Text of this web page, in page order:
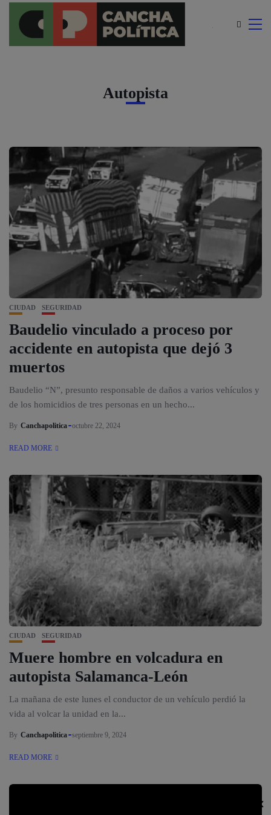
Autopista
CIUDAD SEGURIDAD
Baudelio vinculado a proceso por
accidente en autopista que dejó 3
muertos
Baudelio “N”, presunto responsable de daños a varios vehículos y
de los homicidios de tres personas en un hecho...
By Canchapolitica octubre 22, 2024
READ MORE
CIUDAD SEGURIDAD
Muere hombre en volcadura en
autopista Salamanca-León
La mañana de este lunes el conductor de un vehículo perdió la
vida al volcar la unidad en la...
By Canchapolitica septiembre 9, 2024
READ MORE
✕